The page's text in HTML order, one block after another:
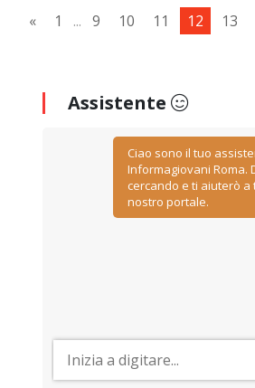
« 1 ... 9 10 11 12 13
Assistente
Ciao sono il tuo
Informagiovani Roma.
cercando e ti aiuterò a
nostro portale.